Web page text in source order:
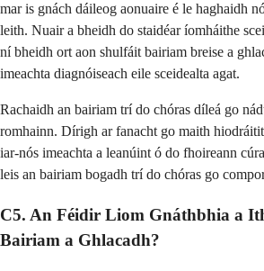
mar is gnách dáileog aonuaire é le haghaidh
leith. Nuair a bheidh do staidéar íomháithe
ní bheidh ort aon shulfáit bairiam breise a
imeachta diagnóiseach eile sceidealta agat.
Rachaidh an bairiam trí do chóras díleá go
romhainn. Dírigh ar fanacht go maith
iar-nós imeachta a leanúint ó do fhoireann
leis an bairiam bogadh trí do chóras go
C5. An Féidir Liom Gnáthbhia a
Bairiam a Ghlacadh?